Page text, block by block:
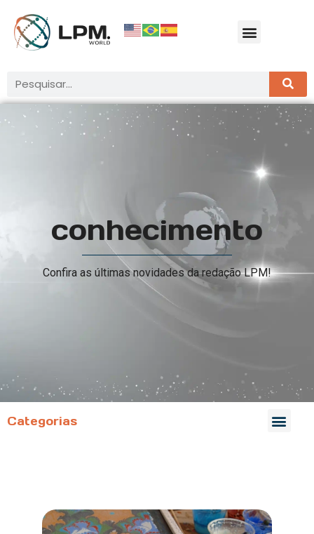
conhecimento
Confira as últimas novidades da redação LPM!
Categorias